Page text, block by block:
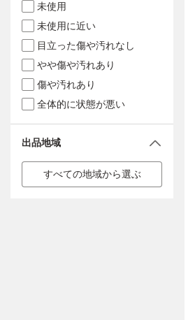
未使用
未使用に近い
目立った傷や汚れなし
やや傷や汚れあり
傷や汚れあり
全体的に状態が悪い
出品地域
すべての地域から選ぶ